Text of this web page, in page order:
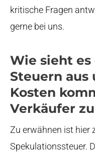
kritische Fragen
gerne bei uns.
Wie sieht
Steuern aus
Kosten
Verkäufer
Zu erwähnen ist hier
Spekulationssteuer.